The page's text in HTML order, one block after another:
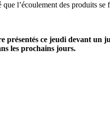
l’écoulement des produits
présentés ce jeudi devant un
les prochains jours.